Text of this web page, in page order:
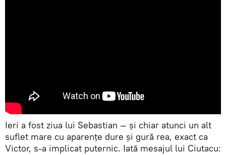
Ieri a fost ziua lui Sebastian — și chiar atunci un alt
suflet mare cu aparențe dure și gură rea, exact ca
Victor, s-a implicat puternic. Iată mesajul lui Ciutacu: